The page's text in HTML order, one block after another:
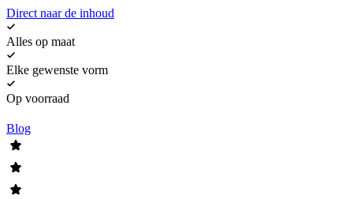
Direct naar de inhoud
Alles op maat
Elke gewenste vorm
Op voorraad
Blog